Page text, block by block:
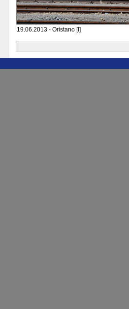
19.06.2013 - Oristano [I]